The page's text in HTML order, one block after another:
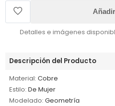
Detalles e imágenes
Descripción del Producto
Material: Cobre
Estilo: De Mujer
Modelado: Geometría